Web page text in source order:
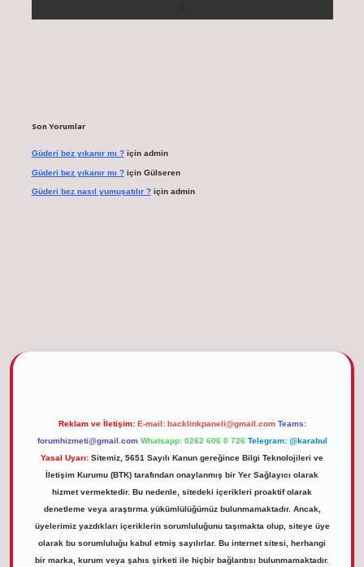
Son Yorumlar
Güderi bez yıkanır mı ?için admin
Güderi bez yıkanır mı ?için Gülseren
Güderi bez nasıl yumuşatılır ?için admin
Reklam ve İletişim: E-mail: backlinkpaneli@gmail.com Teams:
forumhizmeti@gmail.com Whatsapp: 0262 606 0 726 Telegram: @karabul
Yasal Uyarı: Sitemiz, 5651 Sayılı Kanun gereğince Bilgi Teknolojileri ve
İletişim Kurumu (BTK) tarafından onaylanmış bir Yer Sağlayıcı olarak
hizmet vermektedir. Bu nedenle, sitedeki içerikleri proaktif olarak
denetleme veya araştırma yükümlülüğümüz bulunmamaktadır. Ancak,
üyelerimiz yazdıkları içeriklerin sorumluluğunu taşımakta olup, siteye üye
olarak bu sorumluluğu kabul etmiş sayılırlar. Bu internet sitesi, herhangi
bir marka, kurum veya şahıs şirketi ile hiçbir bağlantısı bulunmamaktadır.